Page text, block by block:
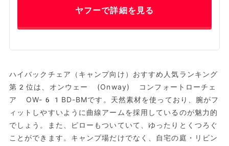
ヤフーで詳細を見る
ハイバックチェア（キャンプ向け）おすすめ人気ランキング
第2位は、オンウェー (Onway) コンフォートローチェ
ア OW-61BD-BMです。天然素材を使っており、腕がフ
ィットしやすいように曲線アームを採用しているのが魅力的
でしょう。また、ピローもついていて、ゆったりとくつろぐ
ことができます。キャンプ場だけでなく、自宅の庭・リビン